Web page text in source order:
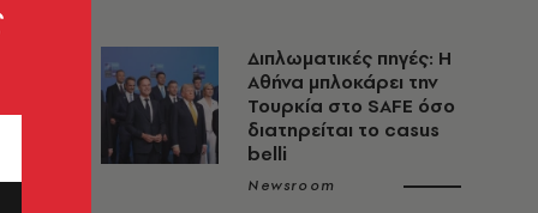
Διπλωματικές πηγές: Η
Αθήνα μπλοκάρει την
Τουρκία στο SAFE όσο
διατηρείται το casus
belli
Newsroom